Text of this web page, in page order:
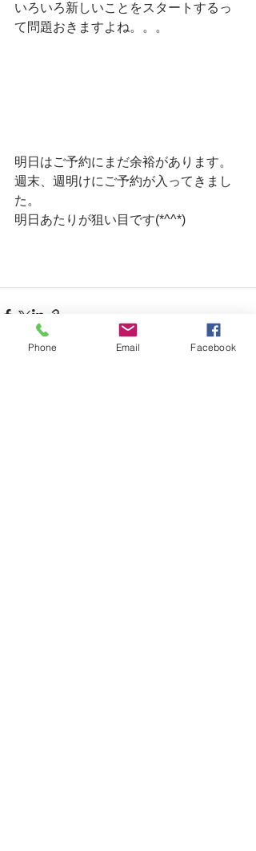
いろいろ新しいことをスタートするっ
て問題おきますよね。。。
明日はご予約にまだ余裕があります。
週末、週明けにご予約が入ってきまし
た。
明日あたりが狙い目です(*^^*)
Phone Email Facebook